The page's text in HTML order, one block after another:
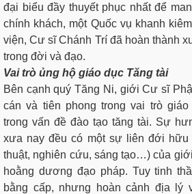
đại biểu đầy thuyết phục nhất để
chính khách, một Quốc vụ khanh
viện, Cư sĩ Chánh Trí đã hoàn thành
trong đời và đạo.
Vai trò ủng hộ giáo dục Tăng tài
Bên cạnh quý Tăng Ni, giới Cư sĩ
cán và tiên phong trong vai trò
trong vấn đề đào tạo tăng tài. Sự
xưa nay đều có một sự liên đới
thuật, nghiên cứu, sáng tạo…) của
hoằng dương đạo pháp. Tuy tinh
bằng cấp, nhưng hoàn cảnh địa lý